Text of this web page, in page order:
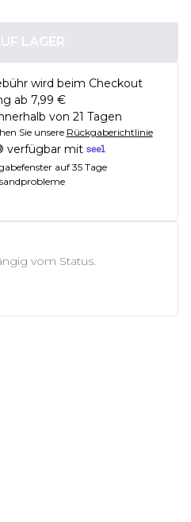
LAGER
wird beim Checkout
ab 7,99 €
von 21 Tagen
Sie unsere Rückgaberichtlinie
verfügbar mit
auf 35 Tage
vom Status.